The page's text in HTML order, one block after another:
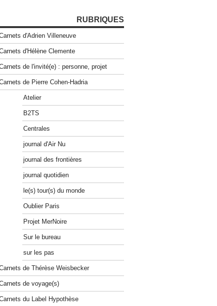
RUBRIQUES
d'Adrien Villeneuve
d'Hélène Clemente
de l'invité(e) : personne, projet
de Pierre Cohen-Hadria
Atelier
B2TS
Centrales
journal d'Air Nu
journal des frontières
journal quotidien
le(s) tour(s) du monde
Oublier Paris
Projet MerNoire
Sur le bureau
sur les pas
de Thérèse Weisbecker
de voyage(s)
du Label Hypothèse